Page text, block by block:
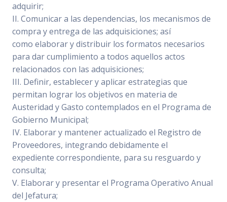
adquirir;
II. Comunicar a las dependencias, los mecanismos de
compra y entrega de las adquisiciones; así
como elaborar y distribuir los formatos necesarios
para dar cumplimiento a todos aquellos actos
relacionados con las adquisiciones;
III. Definir, establecer y aplicar estrategias que
permitan lograr los objetivos en materia de
Austeridad y Gasto contemplados en el Programa de
Gobierno Municipal;
IV. Elaborar y mantener actualizado el Registro de
Proveedores, integrando debidamente el
expediente correspondiente, para su resguardo y
consulta;
V. Elaborar y presentar el Programa Operativo Anual
del Jefatura;